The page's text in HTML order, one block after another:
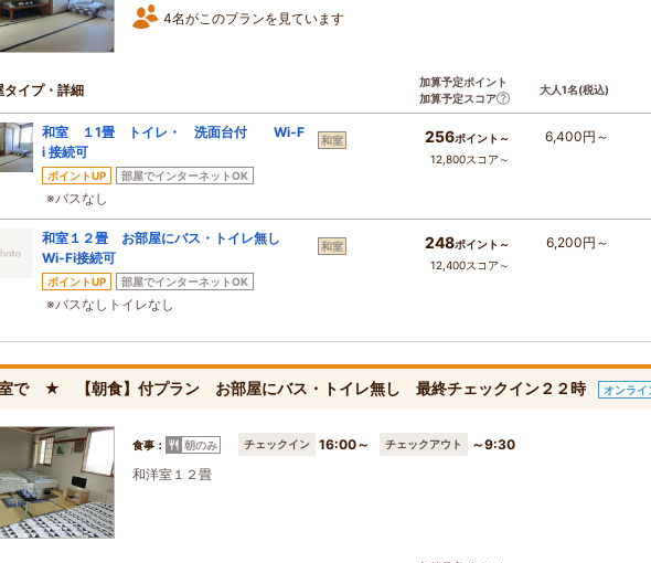
4名がこのプランを見ています
タイプ・詳細
加算予定ポイント
加算予定スコア
大人1名(税込)
和室 １1畳 トイレ・ 洗面台付 Wi-F
i 接続可
ポイントUP 部屋でインターネットOK
※バスなし
和室 256ポイント～
12,800スコア～
6,400円～
和室１２畳 お部屋にバス・トイレ無し
Wi-Fi接続可
ポイントUP 部屋でインターネットOK
※バスなしトイレなし
和室 248ポイント～
12,400スコア～
6,200円～
で ★ 【朝食】付プラン お部屋にバス・トイレ無し 最終チェックイン２２時 オンラ
食事： 朝のみ チェックイン 16:00～ チェックアウト
～9:30
和洋室１２畳